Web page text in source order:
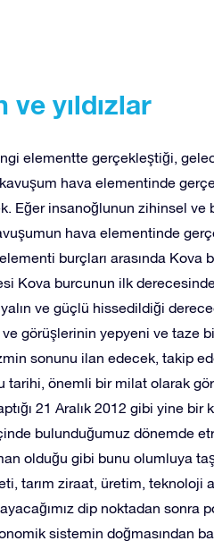
yıldızlar
elementte gerçekleştiği,
hava elementinde
Eğer insanoğlunun zihinsel
hava elementinde
burçları arasında Kova
Kova burcunun ilk
ve güçlü hissedildiği
görüşlerinin yepyeni ve taze
sonunu ilan edecek, takip
tarihi, önemli bir milat olarak
21 Aralık 2012 gibi yine bir
bulunduğumuz dönemde
olduğu gibi bunu olumluya
tarım ziraat, üretim, teknoloji
dip noktadan sonra
sistemin doğmasından